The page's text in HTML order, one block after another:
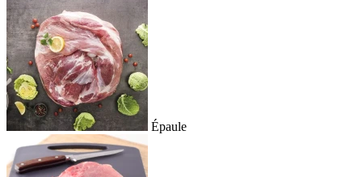
Épaule